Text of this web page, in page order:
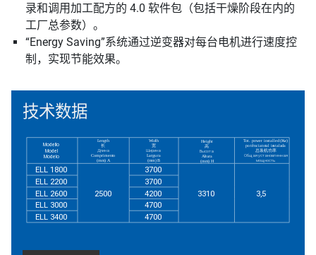
录和调用加工配方的 4.0 软件包（包括干燥阶段在内的
工厂总参数）。
“Energy Saving”系统通过逆变器对每台电机进行速度控
制，实现节能效果。
技术数据